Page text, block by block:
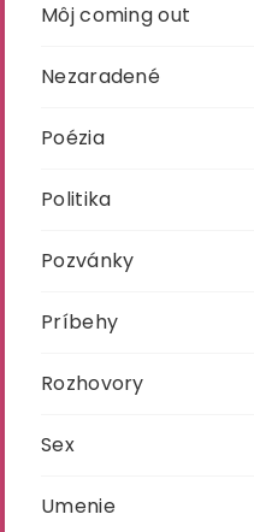
Môj coming out
Nezaradené
Poézia
Politika
Pozvánky
Príbehy
Rozhovory
Sex
Umenie